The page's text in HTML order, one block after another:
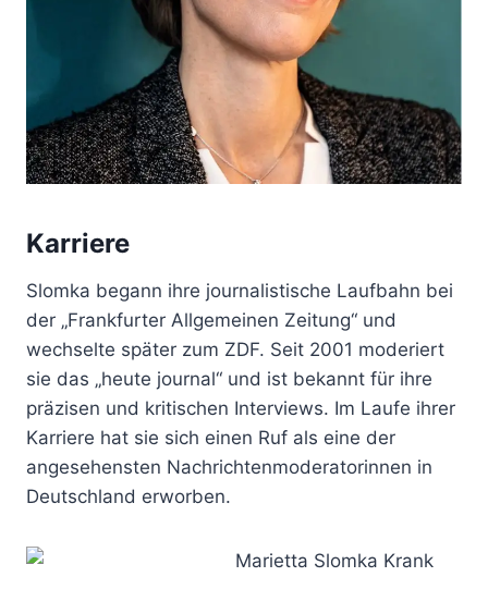
Karriere
Slomka begann ihre journalistische Laufbahn bei
der „Frankfurter Allgemeinen Zeitung“ und
wechselte später zum ZDF. Seit 2001 moderiert
sie das „heute journal“ und ist bekannt für ihre
präzisen und kritischen Interviews. Im Laufe ihrer
Karriere hat sie sich einen Ruf als eine der
angesehensten Nachrichtenmoderatorinnen in
Deutschland erworben.